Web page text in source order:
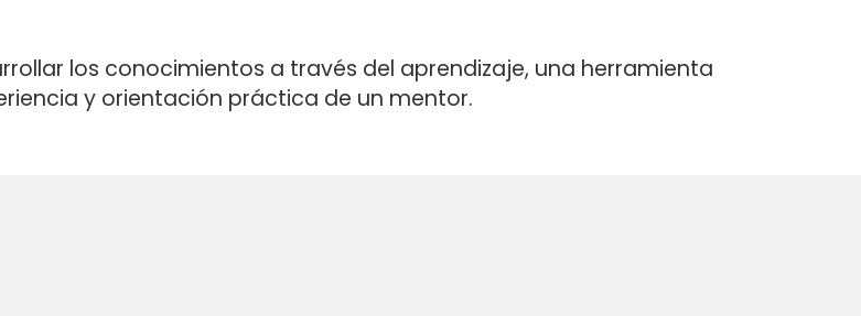
los conocimientos a través del aprendizaje, una herramienta
y orientación práctica de un mentor.